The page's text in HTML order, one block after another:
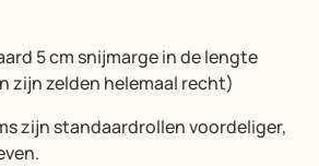
5 cm snijmarge in de lengte
zijn zelden helemaal recht)
zijn standaardrollen voordeliger,